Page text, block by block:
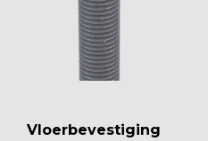
Vloerbevestiging